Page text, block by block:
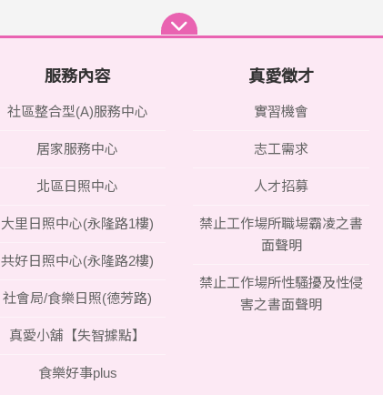
服務內容
社區整合型(A)服務中心
居家服務中心
北區日照中心
大里日照中心(永隆路1樓)
共好日照中心(永隆路2樓)
社會局/食樂日照(德芳路)
真愛小舖【失智據點】
食樂好事plus
真愛徵才
實習機會
志工需求
人才招募
禁止工作場所職場霸凌之書
面聲明
禁止工作場所性騷擾及性侵
害之書面聲明